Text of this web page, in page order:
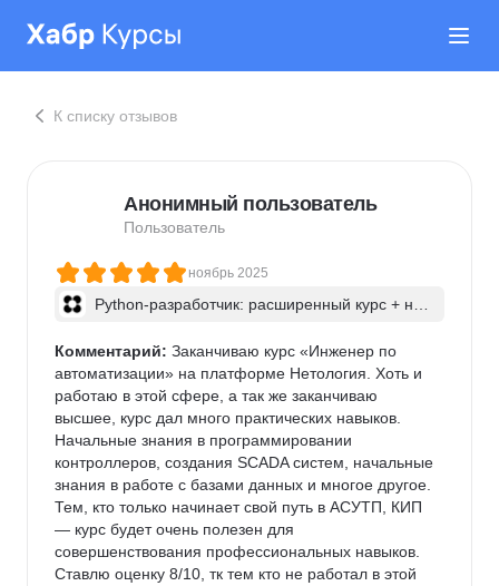
К списку отзывов
Анонимный пользователь
Пользователь
ноябрь 2025
Python-разработчик: расширенный курс + ней
Комментарий: Заканчиваю курс «Инженер по
автоматизации» на платформе Нетология. Хоть и
работаю в этой сфере, а так же заканчиваю
высшее, курс дал много практических навыков.
Начальные знания в программировании
контроллеров, создания SCADA систем, начальные
знания в работе с базами данных и многое другое.
Тем, кто только начинает свой путь в АСУТП, КИП
— курс будет очень полезен для
совершенствования профессиональных навыков.
Ставлю оценку 8/10, тк тем кто не работал в этой